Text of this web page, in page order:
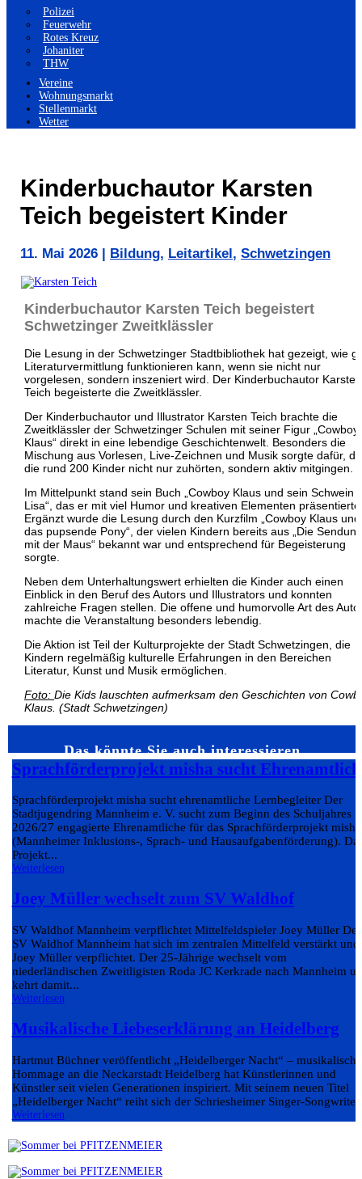
Polizei
Feuerwehr
Rotes Kreuz
Johaniter
THW
Vereine
Wohnungsmarkt
Stellenmarkt
Wetter
Kinderbuchautor Karsten
Teich begeistert Kinder
11. Mai 2026 Bildung, Leitartikel , Schwetzingen
Kinderbuchautor Karsten Teich begeistert
Schwetzinger Zweitklässler
Die Lesung in der Schwetzinger Stadtbibliothek hat gezeigt, wie
Literaturvermittlung funktionieren kann, wenn sie nicht nur
vorgelesen, sondern inszeniert wird. Der Kinderbuchautor Karsten
Teich begeisterte die Zweitklässler.
Der Kinderbuchautor und Illustrator Karsten Teich brachte die
Zweitklässler der Schwetzinger Schulen mit seiner Figur „Cowboy
Klaus“ direkt in eine lebendige Geschichtenwelt. Besonders die
Mischung aus Vorlesen, Live-Zeichnen und Musik sorgte dafür,
die rund 200 Kinder nicht nur zuhörten, sondern aktiv mitgingen.
Im Mittelpunkt stand sein Buch „Cowboy Klaus und sein Schwein
Lisa“, das er mit viel Humor und kreativen Elementen
Ergänzt wurde die Lesung durch den Kurzfilm „Cowboy Klaus und
das pupsende Pony“, der vielen Kindern bereits aus „Die Sendung
mit der Maus“ bekannt war und entsprechend für Begeisterung
sorgte.
Neben dem Unterhaltungswert erhielten die Kinder auch einen
Einblick in den Beruf des Autors und Illustrators und konnten
zahlreiche Fragen stellen. Die offene und humorvolle Art des
machte die Veranstaltung besonders lebendig.
Die Aktion ist Teil der Kulturprojekte der Stadt Schwetzingen, die
Kindern regelmäßig kulturelle Erfahrungen in den Bereichen
Literatur, Kunst und Musik ermöglichen.
Foto: Die Kids lauschten aufmerksam den Geschichten von
Klaus. (Stadt Schwetzingen)
Das könnte Sie auch interessieren…
Sprachförderprojekt misha sucht
Sprachförderprojekt misha sucht ehrenamtliche Lernbegleiter Der
Stadtjugendring Mannheim e. V. sucht zum Beginn des Schuljahres
2026/27 engagierte Ehrenamtliche für das Sprachförderprojekt misha
(Mannheimer Inklusions-, Sprach- und Hausaufgabenförderung).
Projekt...
Weiterlesen
Joey Müller wechselt zum SV Waldhof
SV Waldhof Mannheim verpflichtet Mittelfeldspieler Joey Müller Der
SV Waldhof Mannheim hat sich im zentralen Mittelfeld verstärkt und
Joey Müller verpflichtet. Der 25-Jährige wechselt vom
niederländischen Zweitligisten Roda JC Kerkrade nach Mannheim
kehrt damit...
Weiterlesen
Musikalische Liebeserklärung an Heidelberg
Hartmut Büchner veröffentlicht „Heidelberger Nacht“ – musikalische
Hommage an die Neckarstadt Heidelberg hat Künstlerinnen und
Künstler seit vielen Generationen inspiriert. Mit seinem neuen Titel
„Heidelberger Nacht“ reiht sich der Schriesheimer Singer-
Weiterlesen